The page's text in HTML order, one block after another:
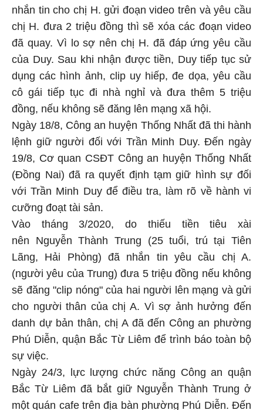
nhắn tin cho chị H. gửi đoạn video trên và yêu cầu
chị H. đưa 2 triệu đồng thì sẽ xóa các đoạn video
đã quay. Vì lo sợ nên chị H. đã đáp ứng yêu cầu
của Duy. Sau khi nhận được tiền, Duy tiếp tục sử
dụng các hình ảnh, clip uy hiếp, đe dọa, yêu cầu
cô gái tiếp tục đi nhà nghỉ và đưa thêm 5 triệu
đồng, nếu không sẽ đăng lên mạng xã hội.
Ngày 18/8, Công an huyện Thống Nhất đã thi hành
lệnh giữ người đối với Trần Minh Duy. Đến ngày
19/8, Cơ quan CSĐT Công an huyện Thống Nhất
(Đồng Nai) đã ra quyết định tạm giữ hình sự đối
với Trần Minh Duy để điều tra, làm rõ về hành vi
cưỡng đoạt tài sản.
Vào tháng 3/2020, do thiếu tiền tiêu xài
nên Nguyễn Thành Trung (25 tuổi, trú tại Tiên
Lãng, Hải Phòng) đã nhắn tin yêu cầu chị A.
(người yêu của Trung) đưa 5 triệu đồng nếu không
sẽ đăng "clip nóng" của hai người lên mạng và gửi
cho người thân của chị A. Vì sợ ảnh hưởng đến
danh dự bản thân, chị A đã đến Công an phường
Phú Diễn, quận Bắc Từ Liêm để trình báo toàn bộ
sự việc.
Ngày 24/3, lực lượng chức năng Công an quận
Bắc Từ Liêm đã bắt giữ Nguyễn Thành Trung ở
một quán cafe trên địa bàn phường Phú Diễn. Đến